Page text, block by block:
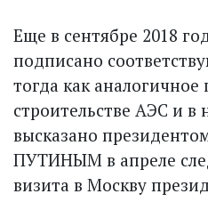
Еще в сентябре 2018
подписано
тогда как
строительстве АЭС и
высказано
ПУТИНЫМ в апреле
визита в Моск­ву